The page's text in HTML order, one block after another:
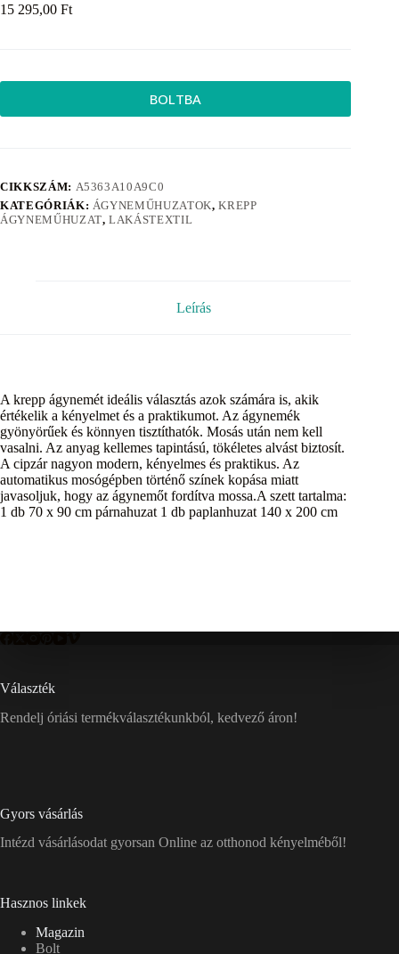
15 295,00 Ft
BOLTBA
CIKKSZÁM: A5363A10A9C0
KATEGÓRIÁK: ÁGYNEMŰHUZATOK,KREPP
ÁGYNEMŰHUZAT,LAKÁSTEXTIL
Leírás
A krepp ágynemét ideális választás azok számára is, akik
értékelik a kényelmet és a praktikumot. Az ágynemék
gyönyörűek és könnyen tisztíthatók. Mosás után nem kell
vasalni. Az anyag kellemes tapintású, tökéletes alvást biztosít.
A cipzár nagyon modern, kényelmes és praktikus. Az
automatikus mosógépben történő színek kopása miatt
javasoljuk, hogy az ágynemőt fordítva mossa.A szett tartalma:
1 db 70 x 90 cm párnahuzat 1 db paplanhuzat 140 x 200 cm
Választék
Rendelj óriási termékválasztékunkból, kedvező áron!
Gyors vásárlás
Intézd vásárlásodat gyorsan Online az otthonod kényelméből!
Hasznos linkek
Magazin
Bolt